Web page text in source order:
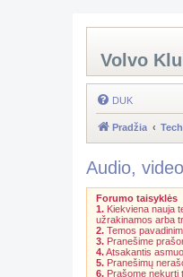
Volvo
DUK
Pradžia
Audio,
Forumo taisyklės
1. Kiekviena nauja
užrakinamos arba
2. Temos
3. Pranešime
4.Atsakantis
5. Pranešimų
6. Prašome nekurti